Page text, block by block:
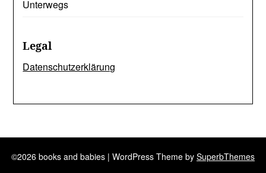
Unterwegs
Legal
Datenschutzerklärung
©2026 books and babies | WordPress Theme by SuperbThemes